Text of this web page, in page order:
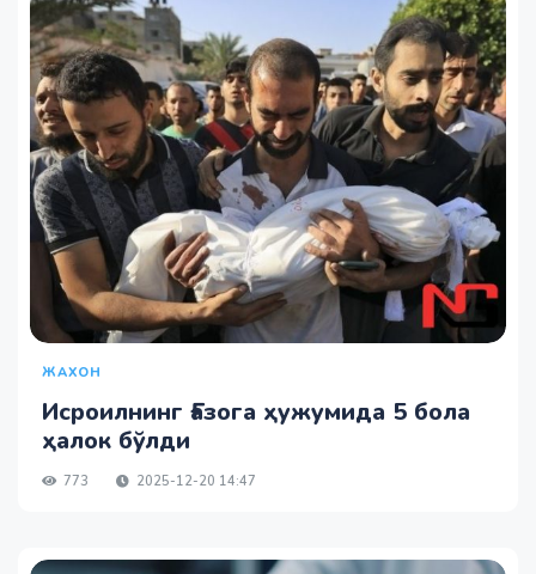
ЖАХОН
Исроилнинг Ғазога ҳужумида 5 бола
ҳалок бўлди
773 2025-12-20 14:47